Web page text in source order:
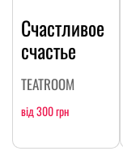
Счастливое
счастье
TEATROOM
від 300 грн